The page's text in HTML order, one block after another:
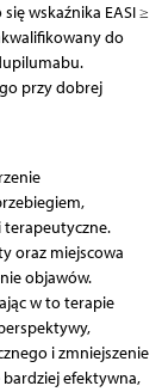
wskaźnika EASI ≥
do
przy dobrej
terapeutyczne.
oraz miejscowa
objawów.
w to terapie
i zmniejszenie
bardziej efektywna,